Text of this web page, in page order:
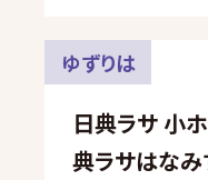
ゆずりは
日典ラサ 小
典ラサはなみ